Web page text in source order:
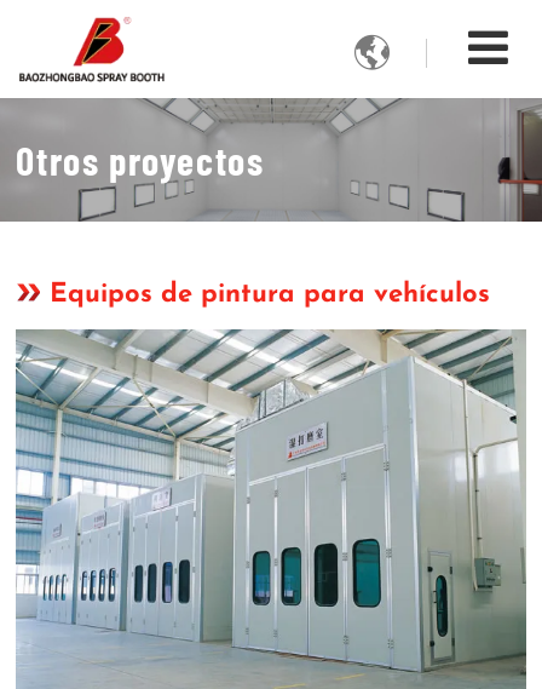

Otros proyectos
Equipos de pintura para vehículos